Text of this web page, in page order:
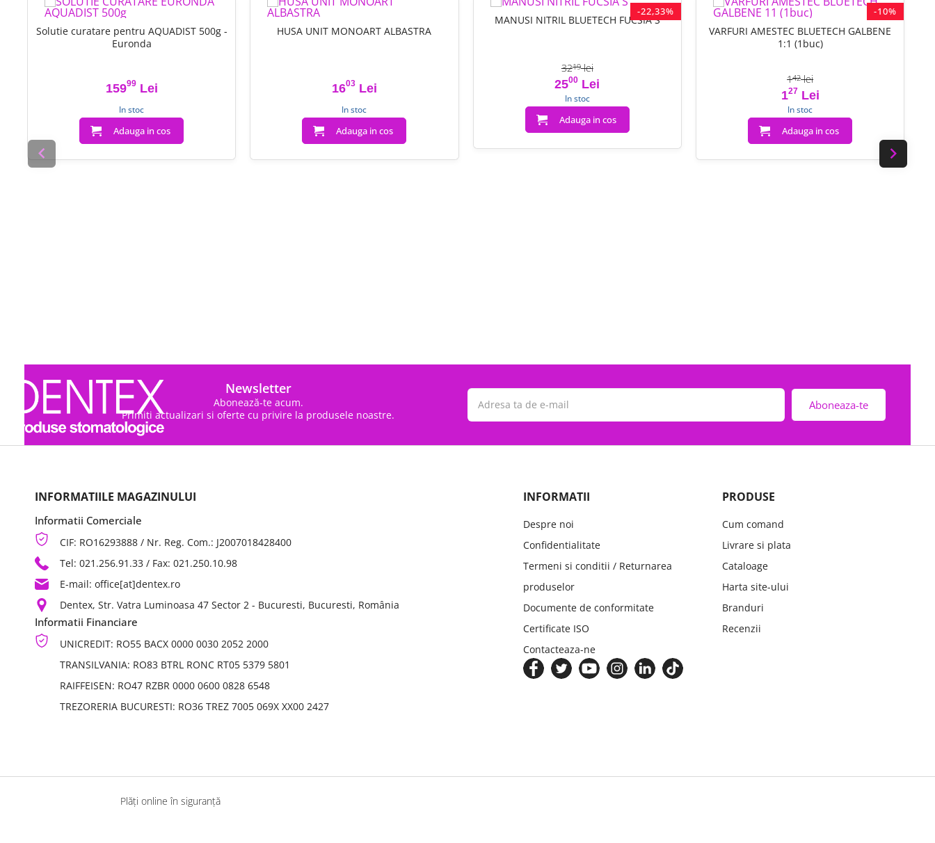

Solutie curatare pentru AQUADIST 500g -
Euronda
Pret
15999Lei
In stoc
Adauga in cos
HUSA UNIT MONOART ALBASTRA
Pret
1603Lei
In stoc
Adauga in cos
-22,33%
MANUSI NITRIL BLUETECH FUCSIA S
Pret
2500 Lei
Pret de baza
3219lei
In stoc
Adauga in cos
-10%
VARFURI AMESTEC BLUETECH GALBENE
1:1 (1buc)
Pret
127 Lei
Pret de baza
142lei
In stoc
Adauga in cos

Aboneaza-te
Newsletter
Abonează-te acum.
Primiti actualizari si oferte cu privire la produsele noastre.
INFORMATIILE MAGAZINULUI
Informatii Comerciale
CIF: RO16293888 / Nr. Reg. Com.: J2007018428400
Tel: 021.256.91.33 / Fax: 021.250.10.98
E-mail: office[at]dentex.ro
Dentex, Str. Vatra Luminoasa 47 Sector 2 - Bucuresti, Bucuresti, România
Informatii Financiare
UNICREDIT: RO55 BACX 0000 0030 2052 2000
TRANSILVANIA: RO83 BTRL RONC RT05 5379 5801
RAIFFEISEN: RO47 RZBR 0000 0600 0828 6548
TREZORERIA BUCURESTI: RO36 TREZ 7005 069X XX00 2427
INFORMATII
Despre noi
Confidentialitate
Termeni si conditii / Returnarea
produselor
Documente de conformitate
Certificate ISO
Contacteaza-ne
PRODUSE
Cum comand
Livrare si plata
Cataloage
Harta site-ului
Branduri
Recenzii
Plăți online în siguranță